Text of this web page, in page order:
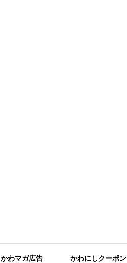
かわマガ広告 かわにしクーポン